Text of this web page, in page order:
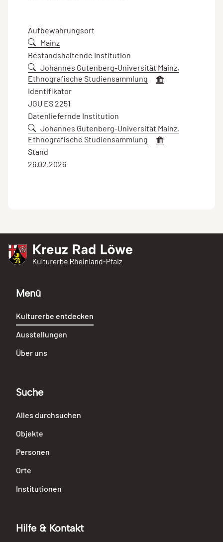
Aufbewahrungsort
Mainz
Bestandshaltende Institution
Johannes Gutenberg-Universität Mainz,
Ethnografische Studiensammlung
Identifikator
JGU ES 2251
Datenliefernde Institution
Johannes Gutenberg-Universität Mainz,
Ethnografische Studiensammlung
Stand
26.02.2026
Menü
Kulturerbe entdecken
Ausstellungen
Über uns
Suche
Alles durchsuchen
Objekte
Personen
Orte
Institutionen
Hilfe & Kontakt